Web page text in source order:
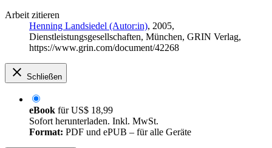
Arbeit zitieren
Henning Landsiedel (Autor:in), 2005,
Dienstleistungsgesellschaften, München, GRIN Verlag,
https://www.grin.com/document/42268
Schließen
eBook fürUS$ 18,99
Sofort herunterladen. Inkl. MwSt.
Format: PDF und ePUB – für alle Geräte